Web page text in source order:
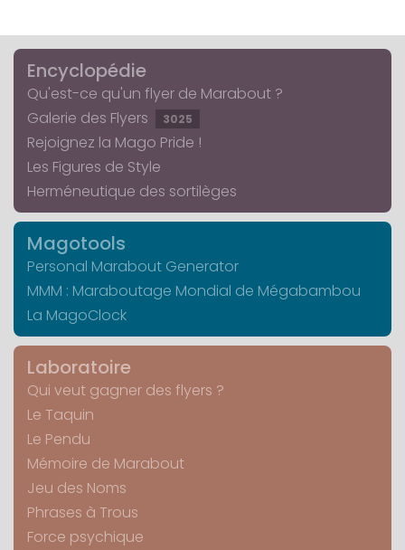
Encyclopédie
Qu'est-ce qu'un flyer de Marabout ?
Galerie des Flyers
3025
Rejoignez la Mago Pride !
Les Figures de Style
Herméneutique des sortilèges
Magotools
Personal Marabout Generator
MMM : Maraboutage Mondial de Mégabambou
La MagoClock
Laboratoire
Qui veut gagner des flyers ?
Le Taquin
Le Pendu
Mémoire de Marabout
Jeu des Noms
Phrases à Trous
Force psychique